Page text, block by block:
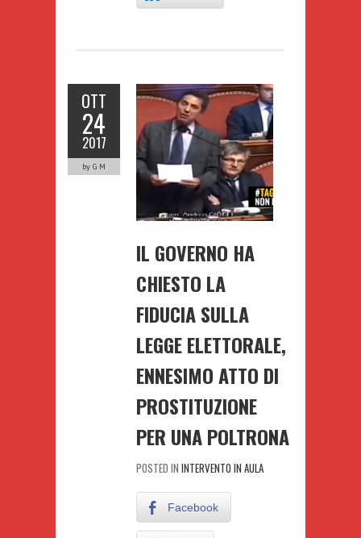
OTT
24
2017
by G M
IL GOVERNO HA
CHIESTO LA
FIDUCIA SULLA
LEGGE ELETTORALE,
ENNESIMO ATTO DI
PROSTITUZIONE
PER UNA POLTRONA
POSTED IN INTERVENTO IN AULA
Facebook